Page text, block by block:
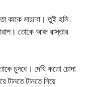
কাকে মারবো। তুই হলি
তোকে আজ রাস্তার
চুদবে। দেখি কতো চোদা
টানতে টানতে নিয়ে